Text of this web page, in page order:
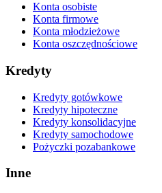
Konta osobiste
Konta firmowe
Konta młodzieżowe
Konta oszczędnościowe
Kredyty
Kredyty gotówkowe
Kredyty hipoteczne
Kredyty konsolidacyjne
Kredyty samochodowe
Pożyczki pozabankowe
Inne